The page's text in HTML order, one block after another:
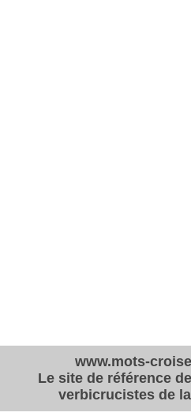
www.mots-
Le site de référence
verbicrucistes de